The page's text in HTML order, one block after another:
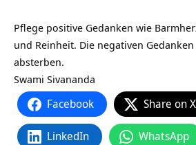
Pflege positive Gedanken wie
und Reinheit. Die negativen
absterben.
Swami Sivananda
Facebook Share on X
LinkedIn WhatsApp